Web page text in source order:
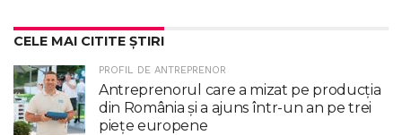
CELE MAI CITITE ȘTIRI
PROFIL DE ANTREPRENOR
Antreprenorul care a mizat pe producția
din România și a ajuns într-un an pe trei
piețe europene